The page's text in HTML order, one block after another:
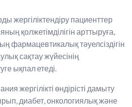
жергіліктендіру пациенттер
қолжетімділігін арттыруға,
фармацевтикалық тәуелсіздігін
сақтау жүйесінің
ықпал етеді.
жергілікті өндірісті дамыту
диабет, онкологиялық және